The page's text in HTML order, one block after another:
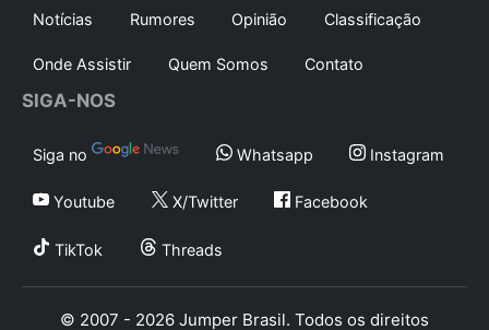
Notícias Rumores Opinião Classificação
Onde Assistir Quem Somos Contato
SIGA-NOS
Siga no Whatsapp Instagram
Youtube X/Twitter Facebook
TikTok Threads
© 2007 - 2026 Jumper Brasil. Todos os direitos